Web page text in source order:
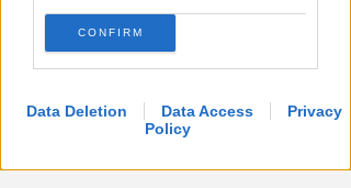
CONFIRM
Data Deletion Data Access
Privacy
Policy